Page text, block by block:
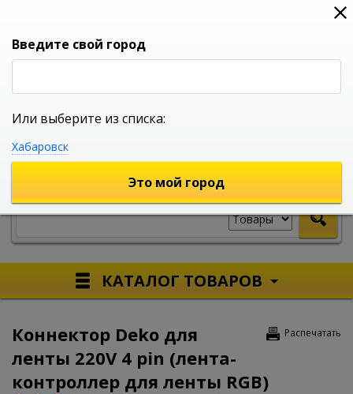
0
УНИВЕРСАЛЬНЫЙ ИНТЕРНЕТ МАГАЗИН
КАТАЛОГ ТОВАРОВ
Распечатать
Коннектор Deko для
ленты 220V 4 pin (лента-
контроллер для ленты RGB)
Введите свой город
Или выберите из списка:
Хабаровск
Это мой город